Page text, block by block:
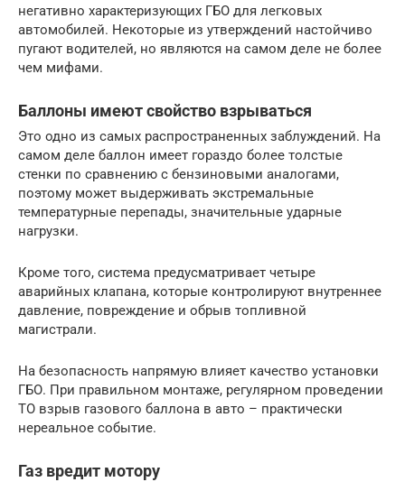
негативно характеризующих ГБО для легковых
автомобилей. Некоторые из утверждений настойчиво
пугают водителей, но являются на самом деле не более
чем мифами.
Баллоны имеют свойство взрываться
Это одно из самых распространенных заблуждений. На
самом деле баллон имеет гораздо более толстые
стенки по сравнению с бензиновыми аналогами,
поэтому может выдерживать экстремальные
температурные перепады, значительные ударные
нагрузки.
Кроме того, система предусматривает четыре
аварийных клапана, которые контролируют внутреннее
давление, повреждение и обрыв топливной
магистрали.
На безопасность напрямую влияет качество установки
ГБО. При правильном монтаже, регулярном проведении
ТО взрыв газового баллона в авто – практически
нереальное событие.
Газ вредит мотору